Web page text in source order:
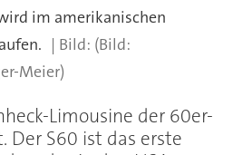
im amerikanischen
(Bild:
Meier)
Limousine der 60er-
Der S60 ist das erste